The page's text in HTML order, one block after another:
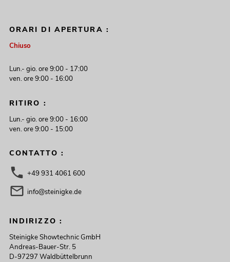
ORARI DI APERTURA :
Chiuso
Lun.- gio. ore 9:00 - 17:00
ven. ore 9:00 - 16:00
RITIRO :
Lun.- gio. ore 9:00 - 16:00
ven. ore 9:00 - 15:00
CONTATTO :
+49 931 4061 600
info@steinigke.de
INDIRIZZO :
Steinigke Showtechnic GmbH
Andreas-Bauer-Str. 5
D-97297 Waldbüttelbrunn